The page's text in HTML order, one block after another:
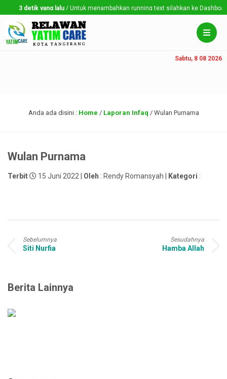
3 detik yang lalu / Untuk menambahkan running text silahkan ke Dashboard
Sabtu, 8 08 2026
Anda ada disini : Home / Laporan Infaq / Wulan Purnama
Wulan Purnama
Terbit 15 Juni 2022 | Oleh : Rendy Romansyah | Kategori :
Sebelumnya
Siti Nurfia
Sesudahnya
Hamba Allah
Berita Lainnya